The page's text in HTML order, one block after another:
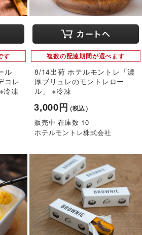
す
ル
コレ
冷凍
複数の配達期間が選べます
8/14出荷 ホテルモントレ「濃
厚ブリュレのモントレロー
ル」 ※冷凍
3,000円（税込）
販売中 在庫数 10
ホテルモントレ株式会社